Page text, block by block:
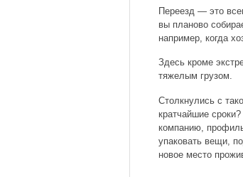
Переезд — это
вы планово
например, когда
Здесь кроме
тяжелым грузом.
Столкнулись с
кратчайшие
компанию,
упаковать вещи,
новое место